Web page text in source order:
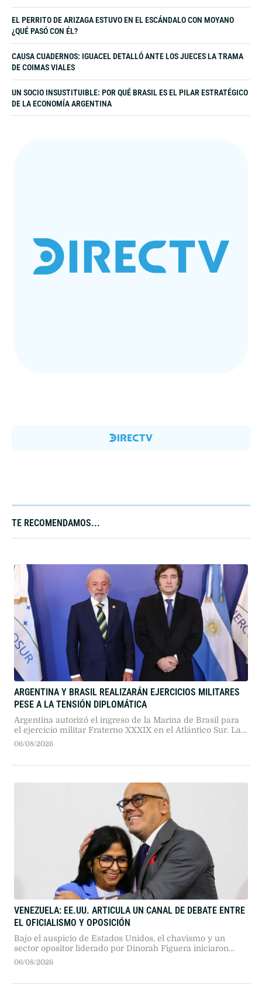
EL PERRITO DE ARIZAGA ESTUVO EN EL ESCÁNDALO CON MOYANO
¿QUÉ PASÓ CON ÉL?
CAUSA CUADERNOS: IGUACEL DETALLÓ ANTE LOS JUECES LA TRAMA
DE COIMAS VIALES
UN SOCIO INSUSTITUIBLE: POR QUÉ BRASIL ES EL PILAR ESTRATÉGICO
DE LA ECONOMÍA ARGENTINA
TE RECOMENDAMOS...
ARGENTINA Y BRASIL REALIZARÁN EJERCICIOS MILITARES
PESE A LA TENSIÓN DIPLOMÁTICA
Argentina autorizó el ingreso de la Marina de Brasil para
el ejercicio militar Fraterno XXXIX en el Atlántico Sur. Las
maniobras navales conjuntas se llevarán a cabo en medio
06/08/2026
VENEZUELA: EE.UU. ARTICULA UN CANAL DE DEBATE ENTRE
EL OFICIALISMO Y OPOSICIÓN
Bajo el auspicio de Estados Unidos, el chavismo y un
sector opositor liderado por Dinorah Figuera iniciaron
negociaciones para la transición en Venezuela. El proceso,
06/08/2026